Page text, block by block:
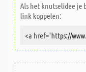
Als het knutselidee je
link koppelen: